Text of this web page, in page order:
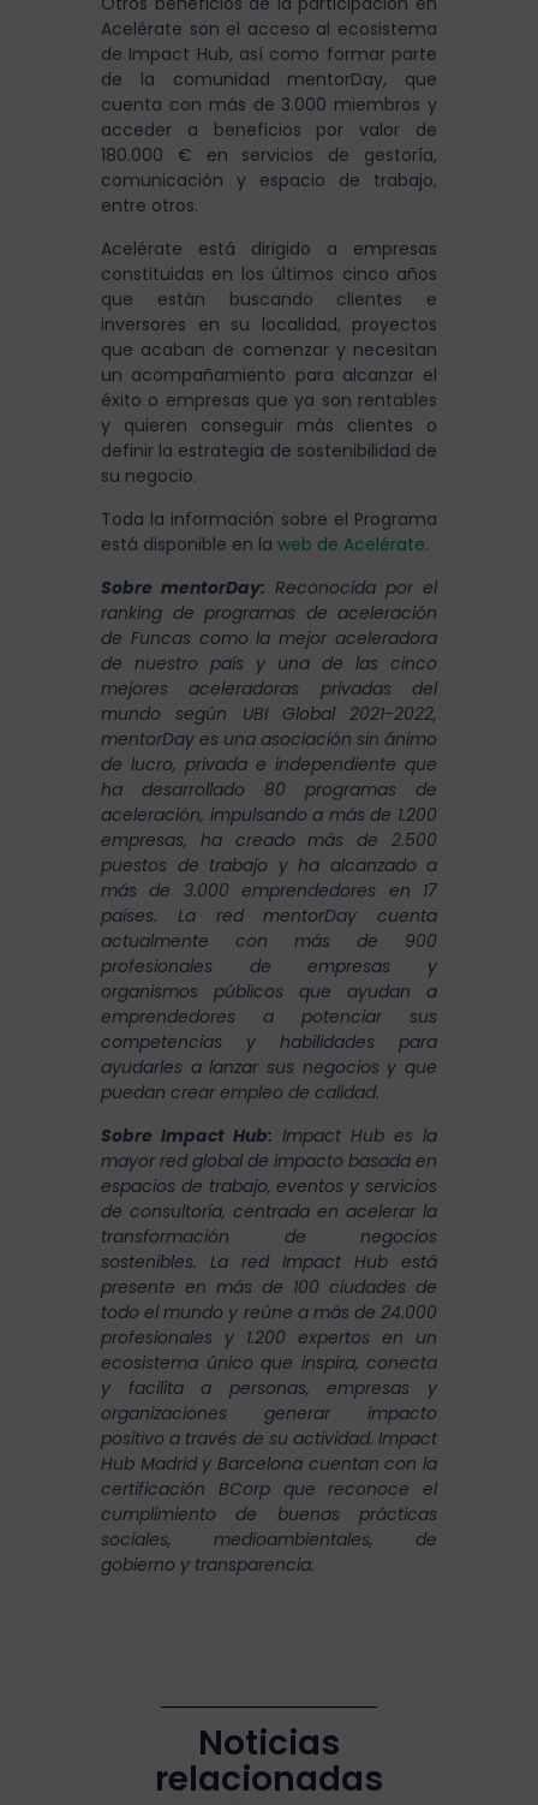
Acelérate son el acceso al ecosistema
de Impact Hub, así como formar parte
de la comunidad mentorDay, que
cuenta con más de 3.000 miembros y
acceder a beneficios por valor de
180.000 € en servicios de gestoría,
comunicación y espacio de trabajo,
entre otros.
Acelérate está dirigido a empresas
constituidas en los últimos cinco años
que están buscando clientes e
inversores en su localidad, proyectos
que acaban de comenzar y necesitan
un acompañamiento para alcanzar el
éxito o empresas que ya son rentables
y quieren conseguir más clientes o
definir la estrategia de sostenibilidad de
su negocio.
Toda la información sobre el Programa
está disponible en la web de Acelérate.
Sobre mentorDay: Reconocida por el
ranking de programas de aceleración
de Funcas como la mejor aceleradora
de nuestro país y una de las cinco
mejores aceleradoras privadas del
mundo según UBI Global 2021-2022,
mentorDay es una asociación sin ánimo
de lucro, privada e independiente que
ha desarrollado 80 programas de
aceleración, impulsando a más de 1.200
empresas, ha creado más de 2.500
puestos de trabajo y ha alcanzado a
más de 3.000 emprendedores en 17
países. La red mentorDay cuenta
actualmente con más de 900
profesionales de empresas y
organismos públicos que ayudan a
emprendedores a potenciar sus
competencias y habilidades para
ayudarles a lanzar sus negocios y que
puedan crear empleo de calidad.
Sobre Impact Hub: Impact Hub es la
mayor red global de impacto basada en
espacios de trabajo, eventos y servicios
de consultoría, centrada en acelerar la
transformación de negocios
sostenibles. La red Impact Hub está
presente en más de 100 ciudades de
todo el mundo y reúne a más de 24.000
profesionales y 1.200 expertos en un
ecosistema único que inspira, conecta
y facilita a personas, empresas y
organizaciones generar impacto
positivo a través de su actividad. Impact
Hub Madrid y Barcelona cuentan con la
certificación BCorp que reconoce el
cumplimiento de buenas prácticas
sociales, medioambientales, de
gobierno y transparencia.
Noticias
relacionadas